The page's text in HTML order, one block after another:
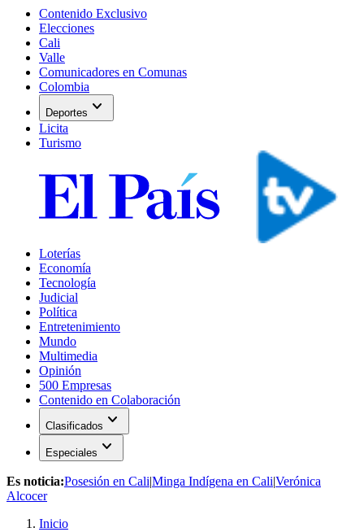
Contenido Exclusivo
Elecciones
Cali
Valle
Comunicadores en Comunas
Colombia
Deportes expand_more
Licita
Turismo
Loterías
Economía
Tecnología
Judicial
Política
Entretenimiento
Mundo
Multimedia
Opinión
500 Empresas
Contenido en Colaboración
Clasificados expand_more
Especiales expand_more
Es noticia:Posesión en Cali|Minga Indígena en Cali|Verónica
Alcocer
Inicio